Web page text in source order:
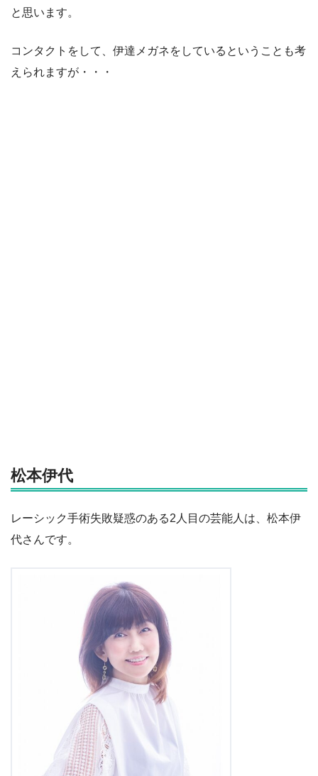
と思います。
コンタクトをして、伊達メガネをしているということも考
えられますが・・・
松本伊代
レーシック手術失敗疑惑のある2人目の芸能人は、松本伊
代さんです。